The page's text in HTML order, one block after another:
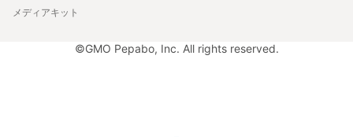
メディアキット
©GMO Pepabo, Inc. All rights reserved.